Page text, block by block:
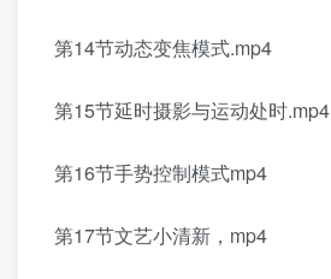
第14节动态变焦模式.mp4
第15节延时摄影与运动处时.mp4
第16节手势控制模式mp4
第17节文艺小清新，mp4